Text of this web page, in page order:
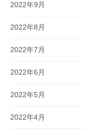
2022年9月
2022年8月
2022年7月
2022年6月
2022年5月
2022年4月